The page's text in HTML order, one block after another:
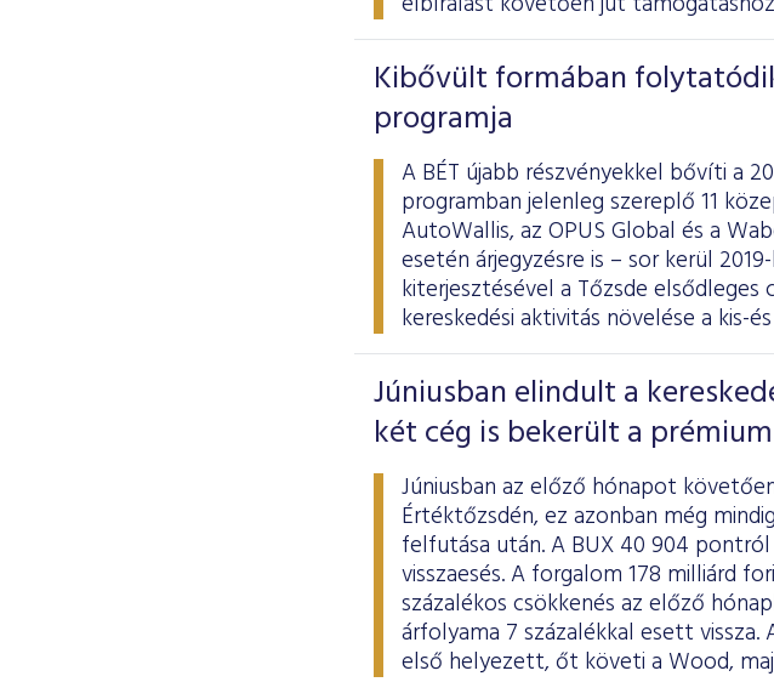
Kibővült formában
programja
A BÉT újabb részvényekkel bővíti a
programban jelenleg szereplő 11
AutoWallis, az OPUS Global és a
esetén árjegyzésre is – sor kerül
kiterjesztésével a Tőzsde
kereskedési aktivitás növelése a kis-
Júniusban elindult a
két cég is bekerült a
Júniusban az előző hónapot
Értéktőzsdén, ez azonban még
felfutása után. A BUX 40 904
visszaesés. A forgalom 178 milliárd
százalékos csökkenés az előző
árfolyama 7 százalékkal esett
első helyezett, őt követi a Wood,